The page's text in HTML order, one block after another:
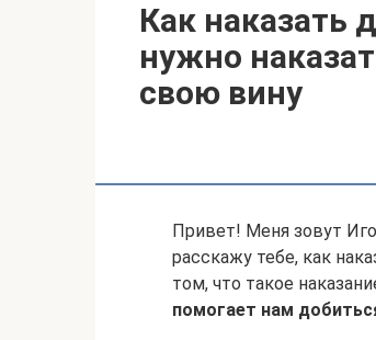
Как наказать
нужно
свою вину
Привет! Меня зовут
расскажу тебе, как
том, что такое
помогает нам